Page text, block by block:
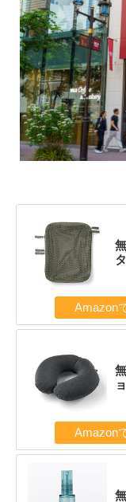
Amazon
Amazon